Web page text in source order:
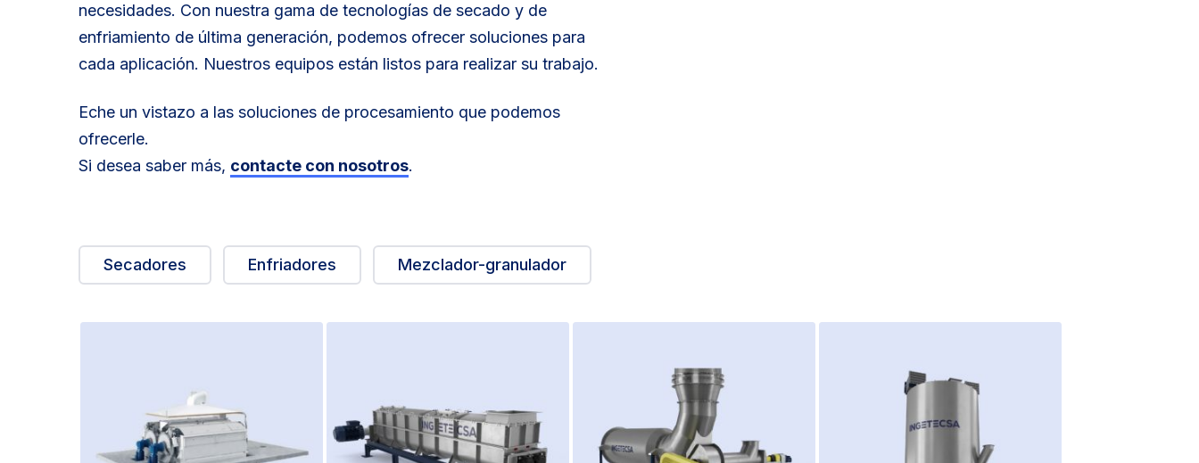
necesidades. Con nuestra gama de tecnologías de secado y de
enfriamiento de última generación, podemos ofrecer soluciones para
cada aplicación. Nuestros equipos están listos para realizar su trabajo.
Eche un vistazo a las soluciones de procesamiento que podemos
ofrecerle.
Si desea saber más, contacte con nosotros.
Secadores Enfriadores Mezclador-granulador